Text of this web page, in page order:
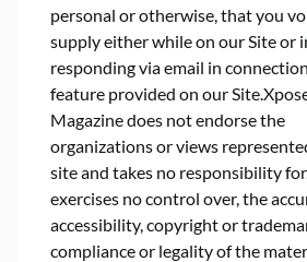
personal or otherwise, that you
supply either while on our Site or
responding via email in
feature provided on our
Magazine does not endorse the
organizations or views
site and takes no responsibility
exercises no control over, the
accessibility, copyright or
compliance or legality of the